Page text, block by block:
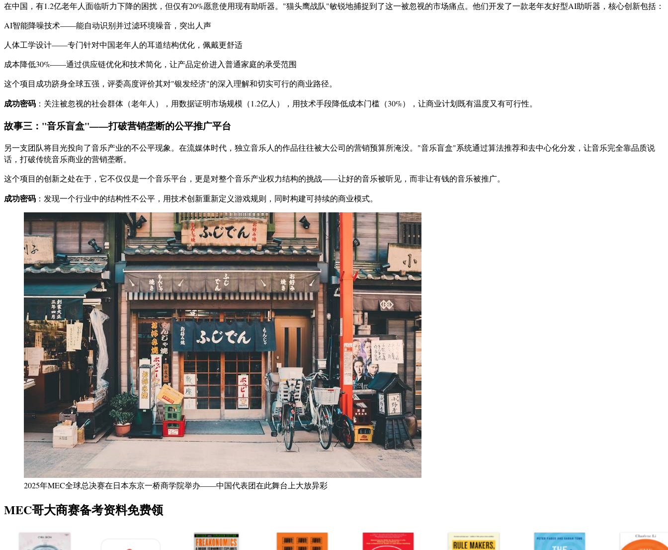
在中国，有1.2亿老年人面临听力下降的困扰，但仅有20%愿意使用现有助听器。"猫头鹰战队"敏锐地捕捉到了这一被忽视的市场痛点。他们开发了一款老年友好型AI助听器，核心创新包括：
AI智能降噪技术——能自动识别并过滤环境噪音，突出人声
人体工学设计——专门针对中国老年人的耳道结构优化，佩戴更舒适
成本降低30%——通过供应链优化和技术简化，让产品定价进入普通家庭的承受范围
这个项目成功跻身全球五强，评委高度评价其对"银发经济"的深入理解和切实可行的商业路径。
成功密码 ：关注被忽视的社会群体（老年人），用数据证明市场规模（1.2亿人），用技术手段降低成本门槛（30%），让商业计划既有温度又有可行性。
故事三："音乐盲盒"——打破营销垄断的公平推广平台
另一支团队将目光投向了音乐产业的不公平现象。在流媒体时代，独立音乐人的作品往往被大公司的营销预算所淹没。"音乐盲盒"系统通过算法推荐和去中心化分发，让音乐完全靠品质说
话，打破传统音乐商业的营销垄断。
这个项目的创新之处在于，它不仅仅是一个音乐平台，更是对整个音乐产业权力结构的挑战——让好的音乐被听见，而非让有钱的音乐被推广。
成功密码 ：发现一个行业中的结构性不公平，用技术创新重新定义游戏规则，同时构建可持续的商业模式。
2025年MEC全球总决赛在日本东京一桥商学院举办——中国代表团在此舞台上大放异彩
MEC哥大商赛备考资料免费领